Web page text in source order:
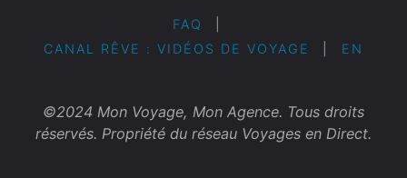
FAQ
CANAL RÊVE : VIDÉOS DE VOYAGE
EN
©2024 Mon Voyage, Mon Agence. Tous droits
réservés. Propriété du réseau Voyages en Direct.